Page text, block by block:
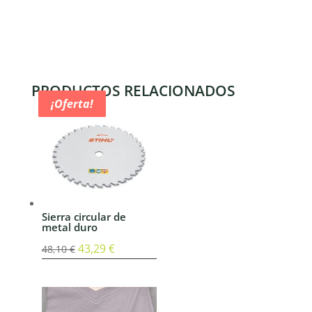
PRODUCTOS RELACIONADOS
¡Oferta!
Sierra circular de
metal duro
48,10€ El
original
era:
43,29€El
actual
¡Oferta!
¡Oferta!
¡Oferta!